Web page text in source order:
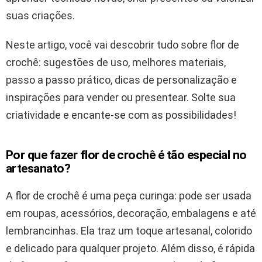
suas criações.
Neste artigo, você vai descobrir tudo sobre flor de
crochê: sugestões de uso, melhores materiais,
passo a passo prático, dicas de personalização e
inspirações para vender ou presentear. Solte sua
criatividade e encante-se com as possibilidades!
Por que fazer flor de crochê é tão especial no
artesanato?
A flor de crochê é uma peça curinga: pode ser usada
em roupas, acessórios, decoração, embalagens e até
lembrancinhas. Ela traz um toque artesanal, colorido
e delicado para qualquer projeto. Além disso, é rápida